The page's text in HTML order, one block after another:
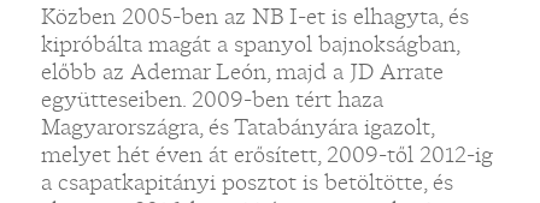
Közben 2005-ben az NB I-et is elhagyta, és
kipróbálta magát a spanyol bajnokságban,
előbb az Ademar León, majd a JD Arrate
együtteseiben. 2009-ben tért haza
Magyarországra, és Tatabányára igazolt,
melyet hét éven át erősített, 2009-től 2012-ig
a csapatkapitányi posztot is betöltötte, és